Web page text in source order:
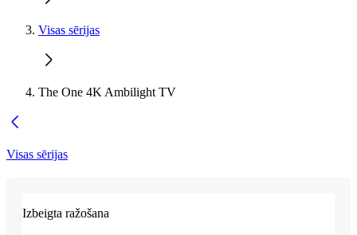
Visas sērijas
The One 4K Ambilight TV
Visas sērijas
Izbeigta ražošana